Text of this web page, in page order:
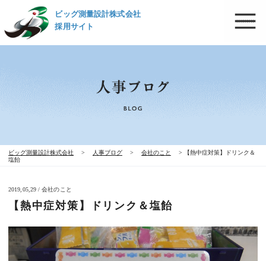
ビッグ測量設計株式会社
採用サイト
ビッグ測量設計株式会社 > 人事ブログ > 会社のこと >
【熱中症対策】ドリンク＆
塩飴
2019,05,29 / 会社のこと
【熱中症対策】ドリンク＆塩飴